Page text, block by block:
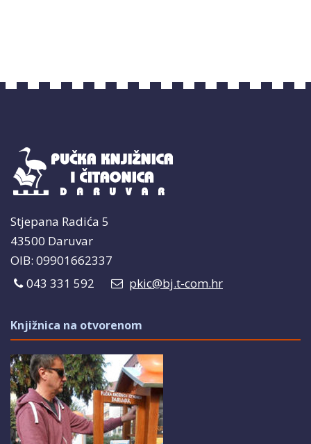
Stjepana Radića 5
43500 Daruvar
OIB: 09901662337
043 331 592
pkic@bj.t-com.hr
Knjižnica na otvorenom